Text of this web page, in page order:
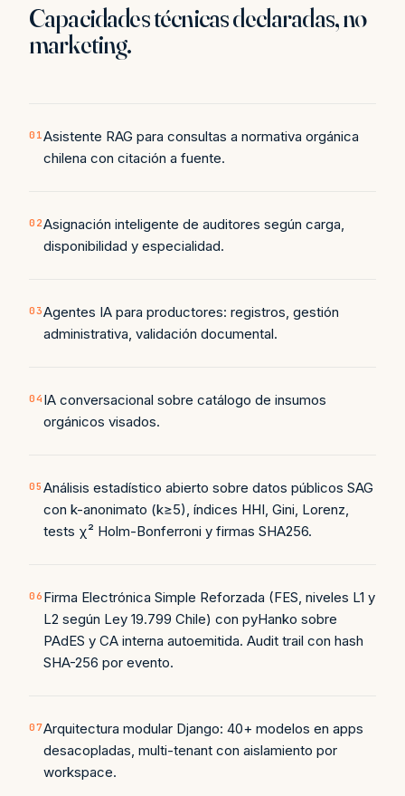
Capacidades técnicas declaradas, no
marketing.
01Asistente RAG para consultas a normativa orgánica
chilena con citación a fuente.
02Asignación inteligente de auditores según carga,
disponibilidad y especialidad.
03Agentes IA para productores: registros, gestión
administrativa, validación documental.
04 IA conversacional sobre catálogo de insumos
orgánicos visados.
05 Análisis estadístico abierto sobre datos públicos SAG
con k-anonimato (k≥5), índices HHI, Gini, Lorenz,
tests χ² Holm-Bonferroni y firmas SHA256.
06 Firma Electrónica Simple Reforzada (FES, niveles L1 y
L2 según Ley 19.799 Chile) con pyHanko sobre
PAdES y CA interna autoemitida. Audit trail con hash
SHA-256 por evento.
07Arquitectura modular Django: 40+ modelos en apps
desacopladas, multi-tenant con aislamiento por
workspace.